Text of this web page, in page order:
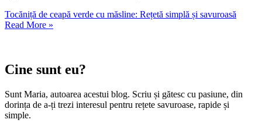
Tocăniță de ceapă verde cu măsline: Rețetă simplă și savuroasă
Read More »
Cine sunt eu?
Sunt Maria, autoarea acestui blog. Scriu și gătesc cu pasiune, din
dorința de a-ți trezi interesul pentru rețete savuroase, rapide și
simple.